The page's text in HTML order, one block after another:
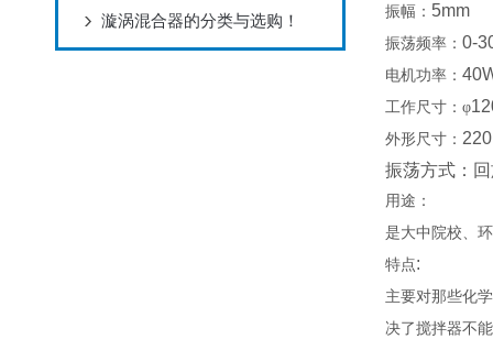
漩涡混合器的分类与选购！ 振幅： 5mm
振荡频率： 0-
电机功率：
工作尺寸：φ
外形尺寸： 220
振荡方式：
用途：
是大中院校、
特点:
主要对那些化
决了搅拌器不